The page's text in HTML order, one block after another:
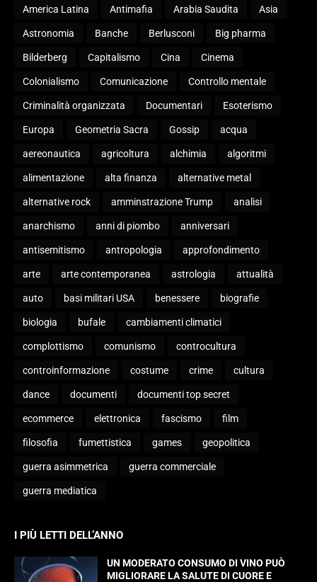
America Latina Antimafia Arabia Saudita Asia
Astronomia Banche Berlusconi Big pharma
Bilderberg Capitalismo Cina Cinema
Colonialismo Comunicazione Controllo mentale
Criminalità organizzata Documentari Esoterismo
Europa Geometria Sacra Gossip acqua
aereonautica agricoltura alchimia algoritmi
alimentazione alta finanza alternative metal
alternative rock amminstrazione Trump analisi
anarchismo anni di piombo anniversari
antisemitismo antropologia approfondimento
arte arte contemporanea astrologia attualità
auto basi militari USA benessere biografie
biologia bufale cambiamenti climatici
complottismo comunismo controcultura
controinformazione costume crime cultura
dance documenti documenti top secret
ecommerce elettronica fascismo film
filosofia fumettistica games geopolitica
guerra asimmetrica guerra commerciale
guerra mediatica
I PIÙ LETTI DELL’ANNO
UN MODERATO CONSUMO DI VINO PUÒ
MIGLIORARE LA SALUTE DI CUORE E